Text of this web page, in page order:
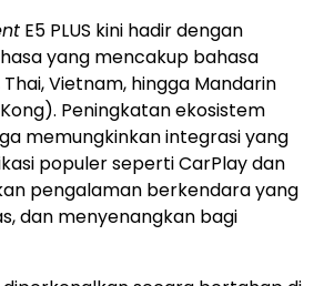
E5 PLUS kini hadir dengan
yang mencakup bahasa
Thai, Vietnam, hingga Mandarin
Peningkatan ekosistem
memungkinkan integrasi yang
populer seperti CarPlay dan
pengalaman berkendara yang
dan menyenangkan bagi